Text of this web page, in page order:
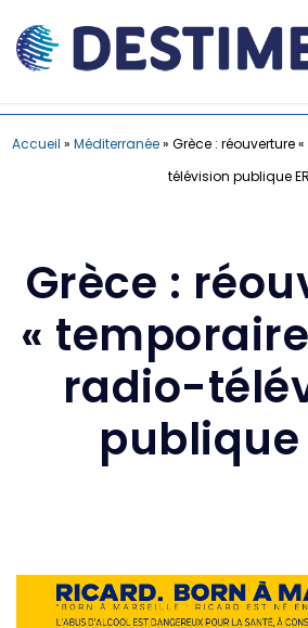
Accueil » Méditerranée» Grèce : réouverture
télévision publique
Grèce :
«
radio-
publique